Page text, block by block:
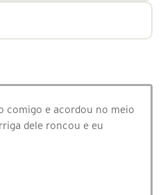
comigo e acordou no meio
dele roncou e eu